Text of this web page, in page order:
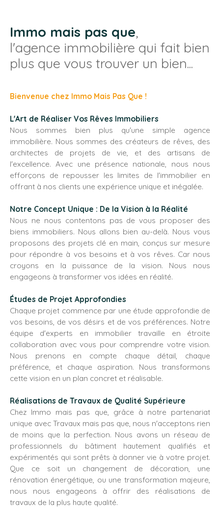
Immo mais pas que,
l'agence immobilière qui fait bien
plus que vous trouver un bien...
Bienvenue chez Immo Mais Pas Que !
L'Art de Réaliser Vos Rêves Immobiliers
Nous sommes bien plus qu'une simple agence
immobilière. Nous sommes des créateurs de rêves, des
architectes de projets de vie, et des artisans de
l'excellence. Avec une présence nationale, nous nous
efforçons de repousser les limites de l'immobilier en
offrant à nos clients une expérience unique et inégalée.
Notre Concept Unique : De la Vision à la Réalité
Nous ne nous contentons pas de vous proposer des
biens immobiliers. Nous allons bien au-delà. Nous vous
proposons des projets clé en main, conçus sur mesure
pour répondre à vos besoins et à vos rêves. Car nous
croyons en la puissance de la vision. Nous nous
engageons à transformer vos idées en réalité.
Études de Projet Approfondies
Chaque projet commence par une étude approfondie de
vos besoins, de vos désirs et de vos préférences. Notre
équipe d'experts en immobilier travaille en étroite
collaboration avec vous pour comprendre votre vision.
Nous prenons en compte chaque détail, chaque
préférence, et chaque aspiration. Nous transformons
cette vision en un plan concret et réalisable.
Réalisations de Travaux de Qualité Supérieure
Chez Immo mais pas que, grâce à notre partenariat
unique avec Travaux mais pas que, nous n'acceptons rien
de moins que la perfection. Nous avons un réseau de
professionnels du bâtiment hautement qualifiés et
expérimentés qui sont prêts à donner vie à votre projet.
Que ce soit un changement de décoration, une
rénovation énergétique, ou une transformation majeure,
nous nous engageons à offrir des réalisations de
travaux de la plus haute qualité.